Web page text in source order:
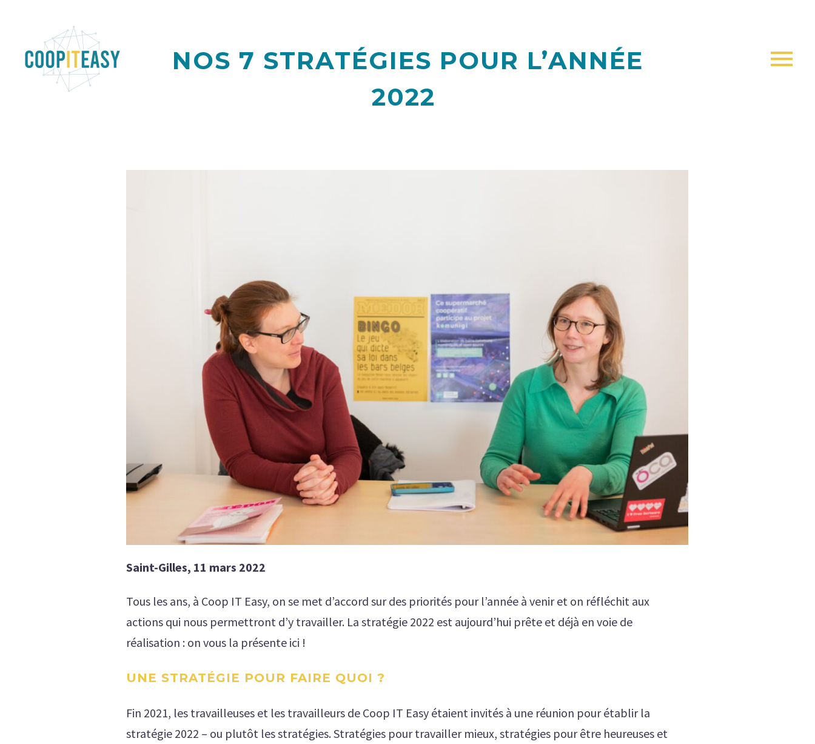
NOS 7 STRATÉGIES POUR L’ANNÉE
2022
Saint-Gilles, 11 mars 2022
Tous les ans, à Coop IT Easy, on se met d’accord sur des priorités pour l’année à venir et on réfléchit aux
actions qui nous permettront d’y travailler. La stratégie 2022 est aujourd’hui prête et déjà en voie de
réalisation : on vous la présente ici !
UNE STRATÉGIE POUR FAIRE QUOI ?
Fin 2021, les travailleuses et les travailleurs de Coop IT Easy étaient invités à une réunion pour établir la
stratégie 2022 – ou plutôt les stratégies. Stratégies pour travailler mieux, stratégies pour être heureuses et